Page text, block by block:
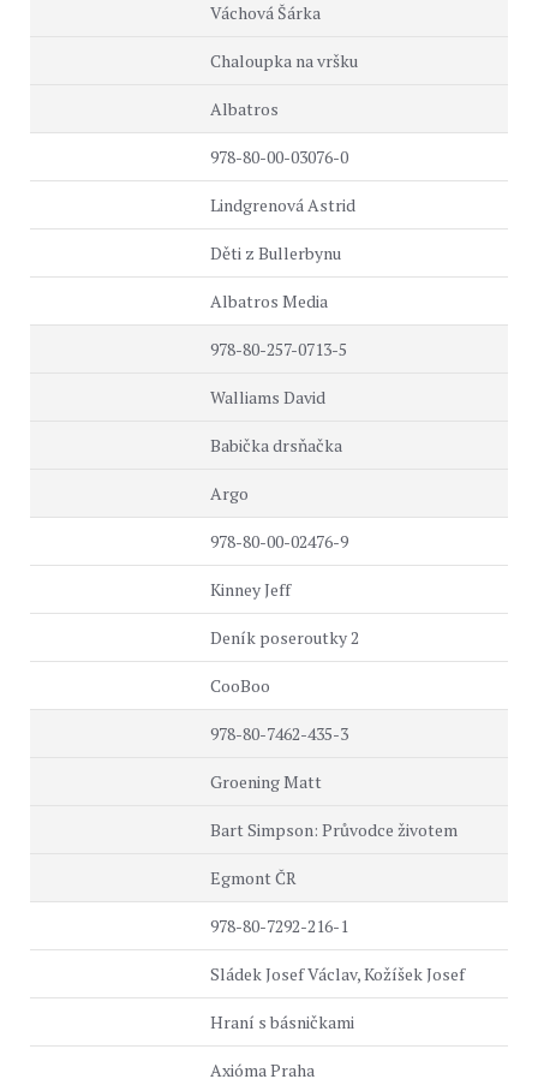
Váchová Šárka
Chaloupka na vršku
Albatros
978-80-00-03076-0
Lindgrenová Astrid
Děti z Bullerbynu
Albatros Media
978-80-257-0713-5
Walliams David
Babička drsňačka
Argo
978-80-00-02476-9
Kinney Jeff
Deník poseroutky 2
CooBoo
978-80-7462-435-3
Groening Matt
Bart Simpson: Průvodce životem
Egmont ČR
978-80-7292-216-1
Sládek Josef Václav, Kožíšek Josef
Hraní s básničkami
Axióma Praha